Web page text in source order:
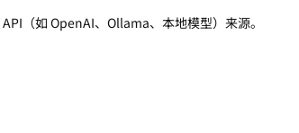
（如 OpenAI、Ollama、本地模型）来源。